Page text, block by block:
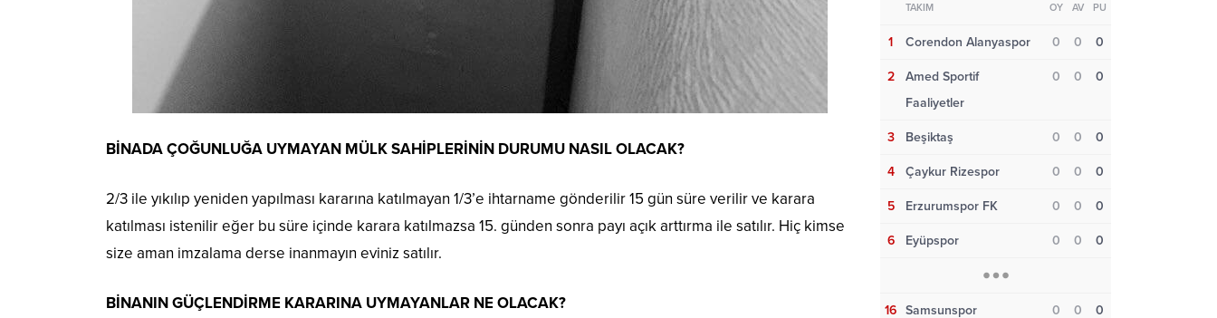
BİNADA ÇOĞUNLUĞA UYMAYAN MÜLK SAHİPLERİNİN DURUMU NASIL OLACAK?
2/3 ile yıkılıp yeniden yapılması kararına katılmayan 1/3’e ihtarname gönderilir 15 gün süre verilir ve karara
katılması istenilir eğer bu süre içinde karara katılmazsa 15. günden sonra payı açık arttırma ile satılır. Hiç kimse
size aman imzalama derse inanmayın eviniz satılır.
BİNANIN GÜÇLENDİRME KARARINA UYMAYANLAR NE OLACAK?
TAKIM OY AV PU
1 Corendon Alanyaspor 0 0 0
2
Amed Sportif
Faaliyetler
0 0 0
3 Beşiktaş 0 0 0
4 Çaykur Rizespor 0 0 0
5 Erzurumspor FK 0 0 0
6 Eyüpspor 0 0 0
16 Samsunspor 0 0 0